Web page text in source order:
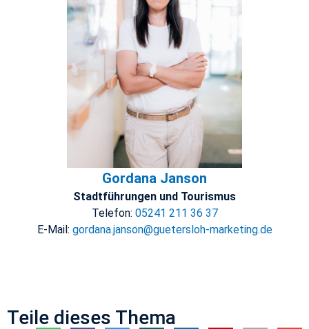
Gordana Janson
Stadtführungen und Tourismus
Telefon: 05241 211 36 37
E-Mail: gordana.janson@guetersloh-marketing.de
Teile dieses Thema